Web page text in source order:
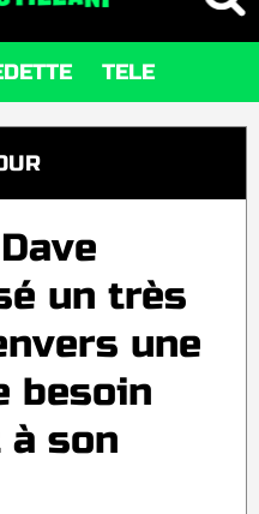
TELE
un très
une
besoin
son